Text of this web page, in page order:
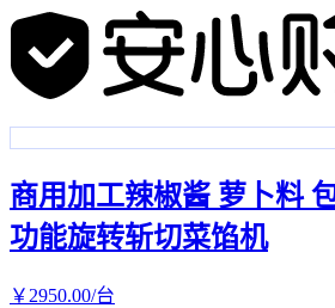
商用加工辣椒酱 萝卜料
功能旋转斩切菜馅机
￥ 2950.00/台